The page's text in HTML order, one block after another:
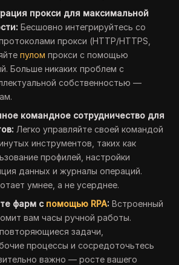
прокси для максимальной
Бесшовно интегрируйтесь со
прокси (HTTP/HTTPS,
пулом прокси с помощью
Больше никаких проблем с
собственностью —
командное сотрудничество для
Легко управляйте своей командой
инструментов, таких как
профилей, настройки
данных и журналы операций.
умнее, а не усерднее.
фарм с помощью RPA: Встроенный
вам часы ручной работы.
задачи,
процессы и сосредоточьтесь
важно — росте вашего